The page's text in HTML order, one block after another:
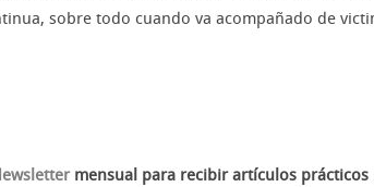
sobre todo cuando va acompañado de
mensual para recibir artículos